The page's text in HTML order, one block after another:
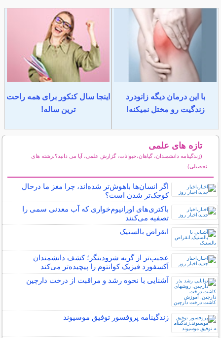
با این درمان دیگه زانودرد
زندگیت رو مختل نمیکنه!
اینجا سال کنکور برای همه راحت
ترین ساله!
تازه های علمی
(زندگینامه دانشمندان، گیاهان،حیوانات، گزارش علمی، آیا می دانید؟،رشته های
تحصیلی)
اگر انسان‌ها باهوش‌تر شده‌اند، چرا مغز ما درحال
کوچک‌تر شدن است؟
باکتری‌های اورانیوم‌خواری که آب معدنی سمی را
تصفیه می‌کنند
انقراض بالستیک
عجیب‌تر از گربه شرودینگر؛ کشف دانشمندان
آکسفورد فیزیک کوانتوم را پیچیده‌تر می‌کند
آشنایی با نحوه رشد و مراقبت از درخت دارچین
زندگینامه پروفسور توفیق موسیوند